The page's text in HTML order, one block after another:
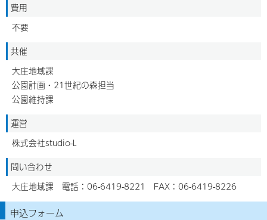
費用
不要
共催
大庄地域課
公園計画・21世紀の森担当
公園維持課
運営
株式会社studio-L
問い合わせ
大庄地域課 電話：06-6419-8221 FAX：06-6419-8226
申込フォーム